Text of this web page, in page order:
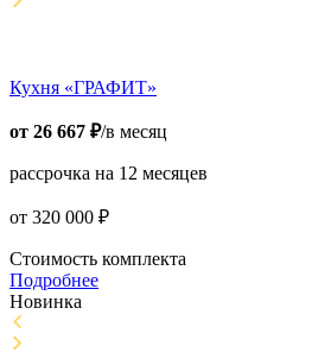
Кухня «ГРАФИТ»
от 26 667 ₽/в месяц
рассрочка на 12 месяцев
от 320 000 ₽
Стоимость комплекта
Подробнее
Новинка